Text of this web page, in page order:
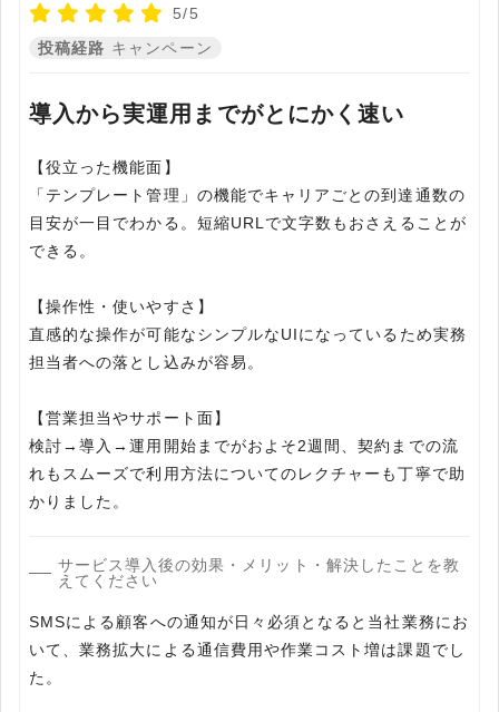
5/5
投稿経路 キャンペーン
導入から実運用までがとにかく速い
【役立った機能面】
「テンプレート管理」の機能でキャリアごとの到達通数の
目安が一目でわかる。短縮URLで文字数もおさえることが
できる。
【操作性・使いやすさ】
直感的な操作が可能なシンプルなUIになっているため実務
担当者への落とし込みが容易。
【営業担当やサポート面】
検討→導入→運用開始までがおよそ2週間、契約までの流
れもスムーズで利用方法についてのレクチャーも丁寧で助
かりました。
サービス導入後の効果・メリット・解決したことを教
えてください
SMSによる顧客への通知が日々必須となると当社業務にお
いて、業務拡大による通信費用や作業コスト増は課題でし
た。